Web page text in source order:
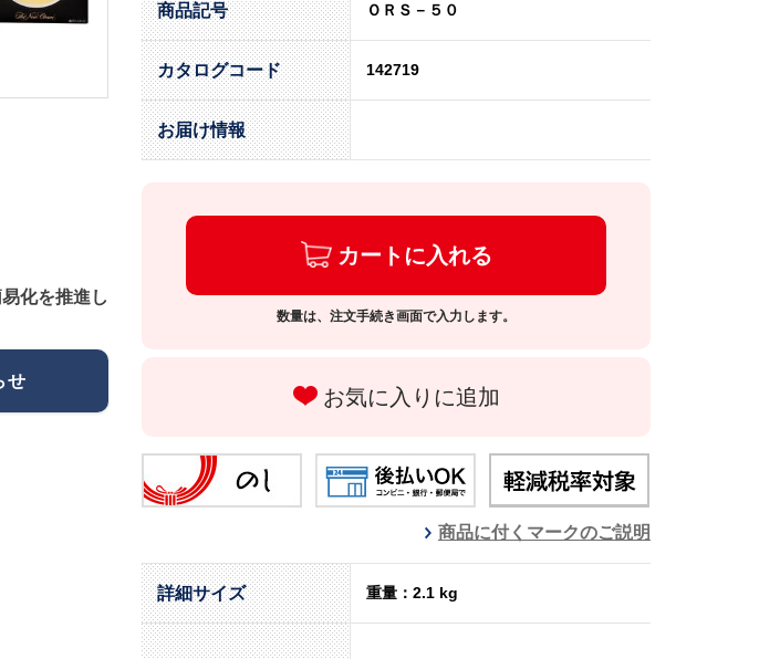
化を推進し
せ
商品記号 ＯＲＳ－５０
カタログコード 142719
お届け情報
カートに入れる
数量は、注文手続き画面で入力します。
お気に入りに追加
商品に付くマークのご説明
詳細サイズ 重量：2.1 kg